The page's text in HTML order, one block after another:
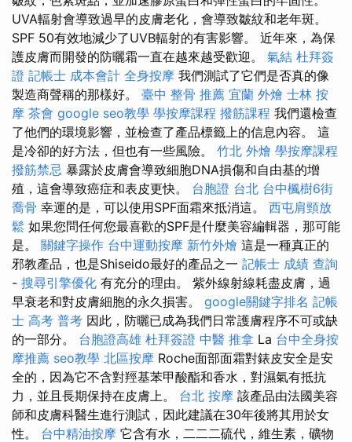
UVA輻射會導致過早的皮膚老化，會導致皺紋和老年斑。
SPF 50有效地減少了UVB輻射的有害影響。 近年來，為保
護皮膚而開發的防曬霜一直在越來越受歡迎。 氣結 杜拜簽
證 記帳士 成本會計 全身按摩 我們測試了它們是否真的像
製造商聲稱的那樣好。 臺中 整骨 推薦 宜蘭 外燴 士林 按
摩 茶會 google seo教學 學按摩課程 撥筋課程 我們還檢查
了他們的環境影響，並檢查了產品標籤上的信息內容。 這
是冷卻的好方法，但也有一些風險。 竹北 外燴 學按摩課程
撥筋禁忌 暴露於皮膚會導致細胞DNA損傷和自由基的增
殖，這會導致癌症和表皮更快。 台胞證 台北 台中楓樹6街
喬骨 幸運的是，可以使用SPF面霜來抵消這。 西屯肩頸放
鬆 如果您問任何您最喜歡的SPF是什麼美容編輯器，那可能
是。 關鍵字操作 台中運動按摩 新竹外燴 這是一種真正的
邪教產品，也是Shiseido最好的產品之一 記帳士 成績 查詢
- 搜尋引擎優化 有充分的理由。 紫外線射線耗盡皮膚，過
早衰老和對皮膚細胞的永久損害。 google關鍵字排名 記帳
士 高考 普考 因此，防曬已成為我們日常護膚程序不可或缺
的一部分。 台胞證高雄 杜拜簽證 中醫 推拿 La 台中全身按
摩推薦 seo教學 北區按摩 Roche面部面霜對錶皮安全是安
全的，因為它不含對羥基苯甲酸酯和香水，對濕氣有抵抗
力，並且長期保持在皮膚上。 台北 按摩 該產品由法國美容
師和皮膚科醫生進行測試，因此建議在30年後將其用於女
性。 台中精油按摩 它含有水，二二二硫代，維生素，礦物